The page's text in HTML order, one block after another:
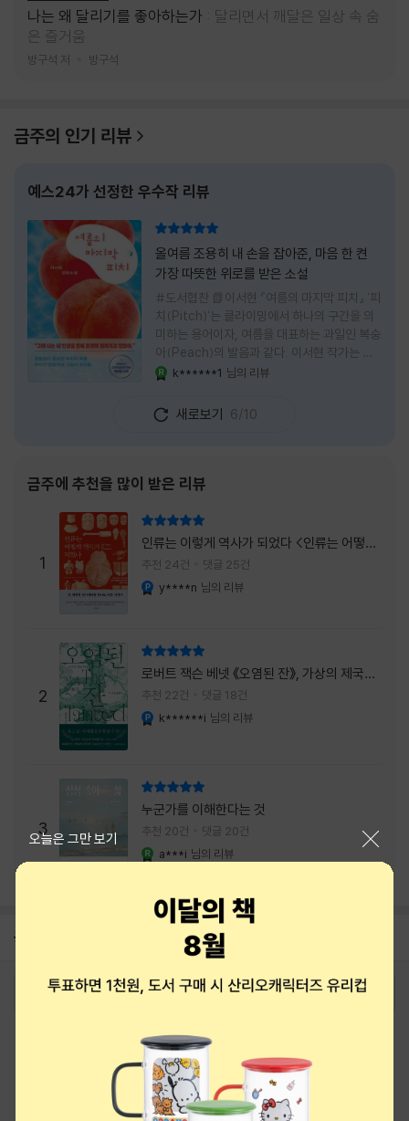
나는 왜 달리기를 좋아하는가
달리면서 깨달은 일상 속 숨
은 즐거움
방구석 저 방구석
금주의 인기 리뷰
예스24가 선정한 우수작 리뷰
올여름 조용히 내 손을 잡아준, 마음 한 켠
가장 따뜻한 위로를 받은 소설
#도서협찬 📗이서현 『여름의 마지막 피치』 '피
치(Pitch)'는 클라이밍에서 하나의 구간을 의
미하는 용어이자, 여름을 대표하는 과일인 복숭
아(Peach)의 발음과 같다. 이서현 작가는 이
중의적인 제목 안에 소설이 전하고 싶은 메시지
럼 가장 달콤하고 찬란한 계절인 여름. 하지만
그 여름도 끝이 있다. 그리고 클라이밍의 피치
피치』는 끝나가는 여름의 아쉬움과 새로운 계
의미하는 제목이었다. 소설은 각자의 '여름'을
잃어버린 다섯 인물들의 이야기를 담고 있다.
👧연인에게 이별을 통보받고 외모를 향한 악성
댓글로 인해 카메라 앞에 설 수 없게 된 요리 유
튜버
k******1 님의 리뷰
새로보기 6/10
금주에 추천을 많이 받은 리뷰
1
인류는 이렇게 역사가 되었다 <인류는 어떻게
역사가 되었나>
추천 24건 댓글 25건
y****n 님의 리뷰
2
로버트 잭슨 베넷 《오염된 잔》, 가상의 제국이
주는 실감과 미스터리 사건의 치밀함이 이루어
내는 최상의 시너지...
추천 22건 댓글 18건
k******i 님의 리뷰
3
누군가를 이해한다는 것
추천 20건 댓글 20건
a***i 님의 리뷰
공지 8월 상품권+쿠폰+결제+추천 혜택모음
2026-08-01
오늘은 그만 보기
로그인 최근 본 상품 주문/배송
티켓 1544-6399
eBook 1:1문의/채팅상담
예스이십사(주) 사업자 정보
이용약관
개인정보처리방침
청소년보호정책